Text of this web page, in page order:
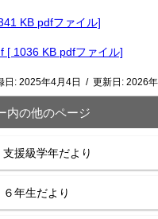
KB pdfファイル]
[ 1036 KB pdfファイル]
日: 2025年4月4日 / 更新日: 2026
内の他のページ
援級学年だより
年生だより